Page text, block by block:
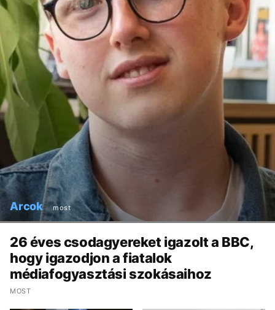
Arcok most
26 éves csodagyereket igazolt a BBC,
hogy igazodjon a fiatalok
médiafogyasztási szokásaihoz
MOST